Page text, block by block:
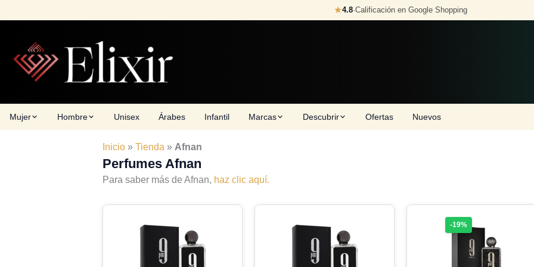
to
★4.8·Calificación en Google Shopping
Mujer Hombre Unisex Árabes Infantil Marcas Descubrir Ofertas Nuevos
Inicio » Tienda » Afnan
Perfumes Afnan
Para saber más de Afnan, haz clic aquí.
-19%